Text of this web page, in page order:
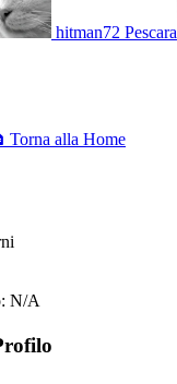
hitman72 Pescara
Torna alla Home
N/A